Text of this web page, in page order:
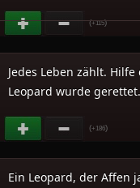
(+115)
Jedes Leben zählt.
Leopard wurde gerettet.
(+186)
Ein Leopard, der Affen